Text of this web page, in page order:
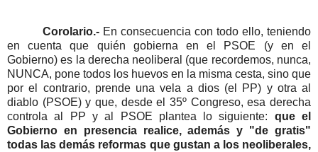
Corolario.- En consecuencia con todo ello, teniendo
en cuenta que quién gobierna en el PSOE (y en el
Gobierno) es la derecha neoliberal (que recordemos, nunca,
NUNCA, pone todos los huevos en la misma cesta, sino que
por el contrario, prende una vela a dios (el PP) y otra al
diablo (PSOE) y que, desde el 35º Congreso, esa derecha
controla al PP y al PSOE plantea lo siguiente: que el
Gobierno en presencia realice, además y "de gratis"
todas las demás reformas que gustan a los neoliberales,